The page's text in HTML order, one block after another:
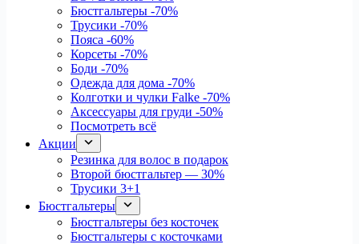
Бюстгальтеры -70%
Трусики -70%
Пояса -60%
Корсеты -70%
Боди -70%
Одежда для дома -70%
Колготки и чулки Falke -70%
Аксессуары для груди -50%
Посмотреть всё
Акции
Резинка для волос в подарок
Второй бюстгальтер — 30%
Трусики 3+1
Бюстгальтеры
Бюстгальтеры без косточек
Бюстгальтеры с косточками